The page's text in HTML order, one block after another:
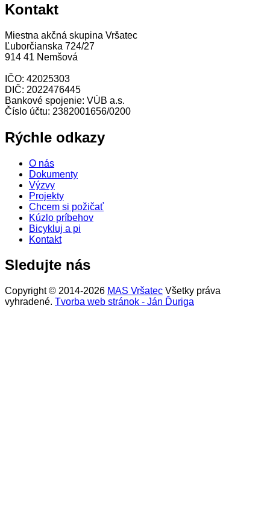
Kontakt
Miestna akčná skupina Vršatec
Ľuborčianska 724/27
914 41 Nemšová
IČO: 42025303
DIČ: 2022476445
Bankové spojenie: VÚB a.s.
Číslo účtu: 2382001656/0200
Rýchle odkazy
O nás
Dokumenty
Výzvy
Projekty
Chcem si požičať
Kúzlo príbehov
Bicykluj a pi
Kontakt
Sledujte nás
Copyright © 2014-2026 MAS Vršatec Všetky práva
vyhradené. Tvorba web stránok - Ján Ďuriga